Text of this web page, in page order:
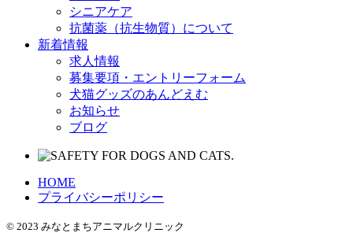
シニアケア
抗菌薬（抗生物質）について
新着情報
求人情報
募集要項・エントリーフォーム
犬猫グッズのあんどえむ
お知らせ
ブログ
HOME
プライバシーポリシー
© 2023 みなとまちアニマルクリニック